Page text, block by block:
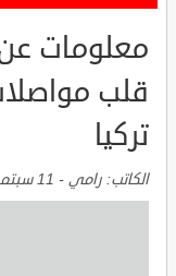
قلب
تركيا
الكاتب: رامي - 11 سبتمبر, 2021